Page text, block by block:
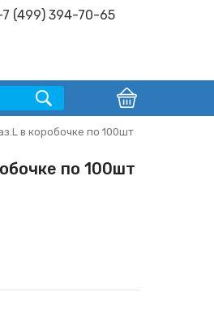
(499) 394-70-65
в коробочке по 100шт
по 100шт